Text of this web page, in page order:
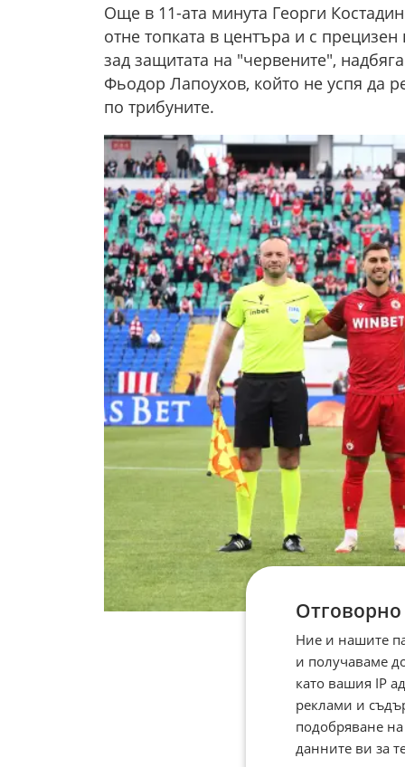
Още в 11-ата минута Георги
отне топката в центъра и с
зад защитата на "червените",
Фьодор Лапоухов, който не успя да
по трибуните.
Ние и нашите
и получаваме
като вашия IP
реклами и
подобряване
данните ви за